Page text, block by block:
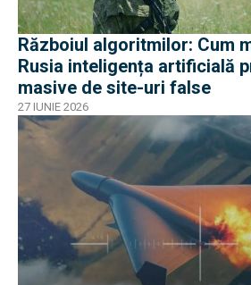
Războiul algoritmilor: Cum
Rusia inteligența artificială
masive de site-uri false
27 IUNIE 2026